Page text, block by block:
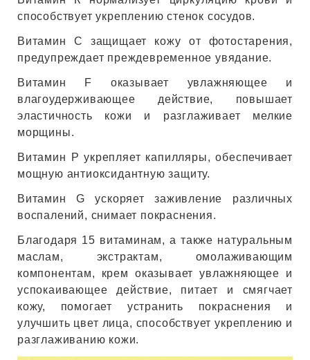
keyboard_arrow_right
keyboard_arrow_right
способствует укреплению стенок сосудов.
Витамин С защищает кожу от фотостарения,
предупреждает преждевременное увядание.
Витамин F оказывает увлажняющее и
влагоудерживающее действие, повышает
эластичность кожи и разглаживает мелкие
морщины.
Витамин Р укрепляет капилляры, обеспечивает
мощную антиоксидантную защиту.
Витамин G ускоряет заживление различных
воспалений, снимает покраснения.
Благодаря 15 витаминам, а также натуральным
маслам, экстрактам, омолаживающим
компонентам, крем оказывает увлажняющее и
успокаивающее действие, питает и смягчает
кожу, помогает устранить покраснения и
улучшить цвет лица, способствует укреплению и
разглаживанию кожи.